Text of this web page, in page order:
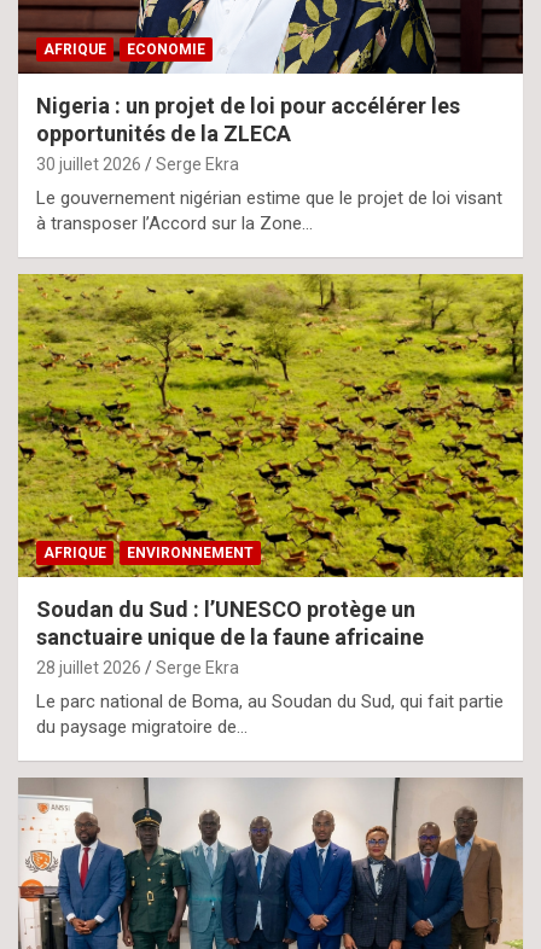
AFRIQUE ECONOMIE
Nigeria : un projet de loi pour accélérer les
opportunités de la ZLECA
30 juillet 2026 Serge Ekra
Le gouvernement nigérian estime que le projet de loi visant
à transposer l’Accord sur la Zone…
AFRIQUE ENVIRONNEMENT
Soudan du Sud : l’UNESCO protège un
sanctuaire unique de la faune africaine
28 juillet 2026 Serge Ekra
Le parc national de Boma, au Soudan du Sud, qui fait partie
du paysage migratoire de…